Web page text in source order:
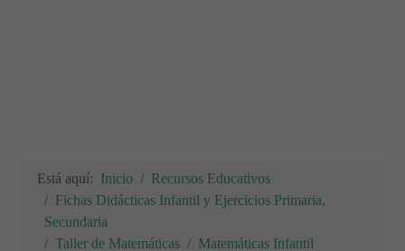
Está aquí: Inicio
Recursos Educativos
Fichas Didácticas Infantil y Ejercicios Primaria,
Secundaria
Taller de Matemáticas
Matemáticas Infantil